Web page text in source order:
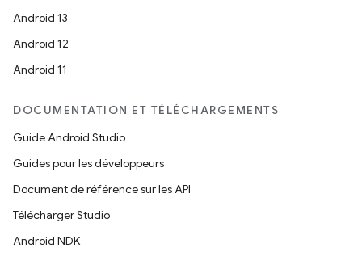
Android 13
Android 12
Android 11
DOCUMENTATION ET TÉLÉCHARGEMENTS
Guide Android Studio
Guides pour les développeurs
Document de référence sur les API
Télécharger Studio
Android NDK